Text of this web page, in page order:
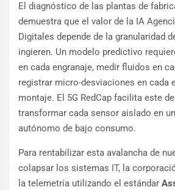
El diagnóstico de las plantas de
demuestra que el valor de la IA
Digitales depende de la granularidad
ingieren. Un modelo predictivo
en cada engranaje, medir fluidos en
registrar micro-desviaciones en cada
montaje. El 5G RedCap facilita este
transformar cada sensor aislado en
autónomo de bajo consumo.
Para rentabilizar esta avalancha de
colapsar los sistemas IT, la
la telemetría utilizando el estándar